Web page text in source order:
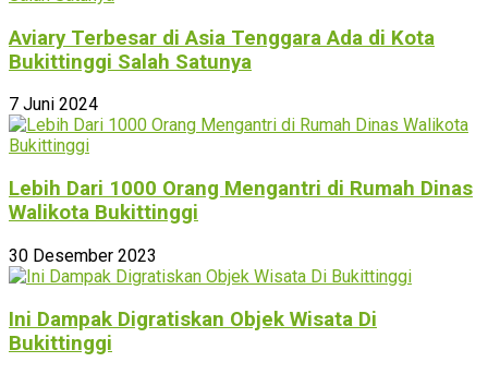
Aviary Terbesar di Asia Tenggara Ada di Kota
Bukittinggi Salah Satunya
7 Juni 2024
Lebih Dari 1000 Orang Mengantri di Rumah Dinas
Walikota Bukittinggi
30 Desember 2023
Ini Dampak Digratiskan Objek Wisata Di
Bukittinggi